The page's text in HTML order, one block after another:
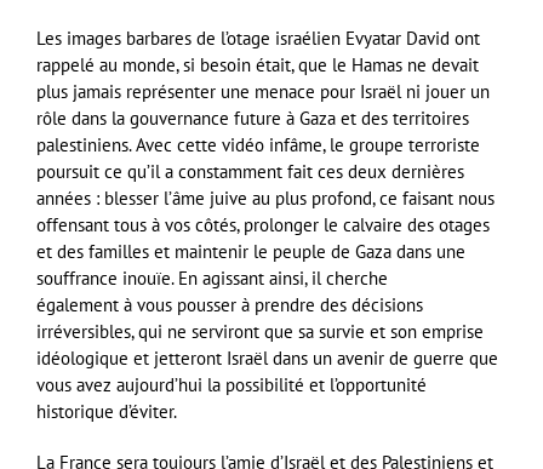
Les images barbares de l’otage israélien Evyatar David ont
rappelé au monde, si besoin était, que le Hamas ne devait
plus jamais représenter une menace pour Israël ni jouer un
rôle dans la gouvernance future à Gaza et des territoires
palestiniens. Avec cette vidéo infâme, le groupe terroriste
poursuit ce qu’il a constamment fait ces deux dernières
années : blesser l’âme juive au plus profond, ce faisant nous
offensant tous à vos côtés, prolonger le calvaire des otages
et des familles et maintenir le peuple de Gaza dans une
souffrance inouïe. En agissant ainsi, il cherche
également à vous pousser à prendre des décisions
irréversibles, qui ne serviront que sa survie et son emprise
idéologique et jetteront Israël dans un avenir de guerre que
vous avez aujourd’hui la possibilité et l’opportunité
historique d’éviter.
La France sera toujours l’amie d’Israël et des Palestiniens et